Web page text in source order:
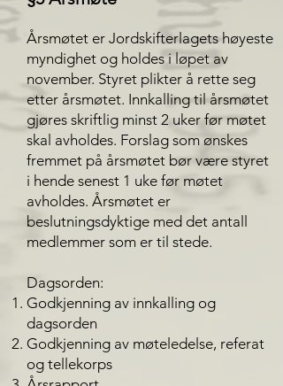
Årsmøtet er Jordskifterlagets høyeste
myndighet og holdes i løpet av
november. Styret plikter å rette seg
etter årsmøtet. Innkalling til årsmøtet
gjøres skriftlig minst 2 uker før møtet
skal avholdes. Forslag som ønskes
fremmet på årsmøtet bør være styret
i hende senest 1 uke før møtet
avholdes. Årsmøtet er
beslutningsdyktige med det antall
medlemmer som er til stede.
Dagsorden:
Godkjenning av innkalling og
dagsorden
Godkjenning av møteledelse, referat
og tellekorps